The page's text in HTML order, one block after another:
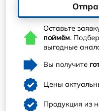
Оставьте
поймём.
выгодные
Вы получите
Цены
Продукция из